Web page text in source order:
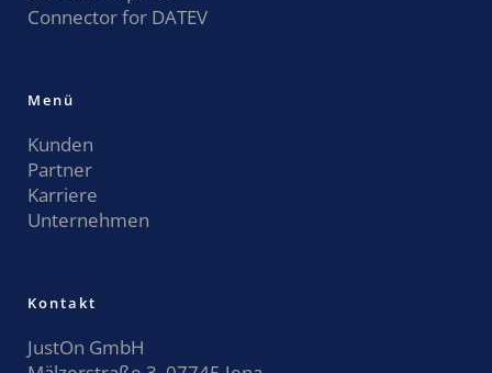
Connector for DATEV
Menü
Kunden
Partner
Karriere
Unternehmen
Kontakt
JustOn GmbH